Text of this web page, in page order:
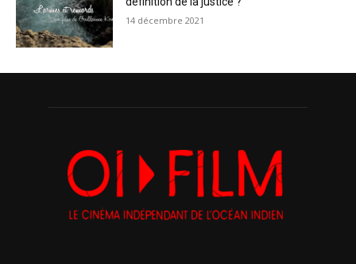
14 décembre 2021